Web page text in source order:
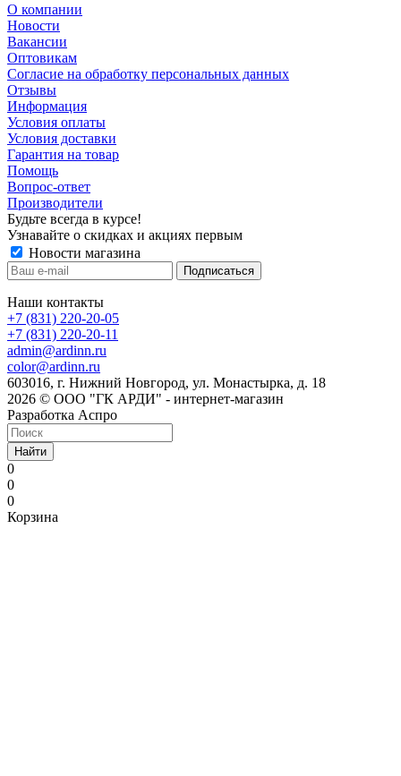
О компании
Новости
Вакансии
Оптовикам
Cогласие на обработку персональных данных
Отзывы
Информация
Условия оплаты
Условия доставки
Гарантия на товар
Помощь
Вопрос-ответ
Производители
Будьте всегда в курсе!
Узнавайте о скидках и акциях первым
Новости магазина
Наши контакты
+7 (831) 220-20-05
+7 (831) 220-20-11
admin@ardinn.ru
color@ardinn.ru
603016, г. Нижний Новгород, ул. Монастырка, д. 18
2026 © ООО "ГК АРДИ" - интернет-магазин
Разработка Аспро
Найти
0
0
0
Корзина